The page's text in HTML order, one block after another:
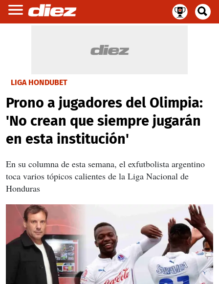
LIGA HONDUBET
Prono a jugadores del Olimpia:
'No crean que siempre jugarán
en esta institución'
En su columna de esta semana, el exfutbolista argentino
toca varios tópicos calientes de la Liga Nacional de
Honduras